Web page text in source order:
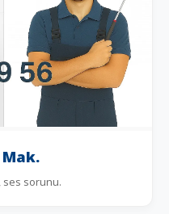
Mak.
ses sorunu.